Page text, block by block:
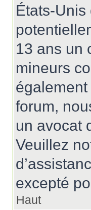
États-Unis
13 ans un
mineurs
forum,
un avocat
Veuillez
excepté
Haut